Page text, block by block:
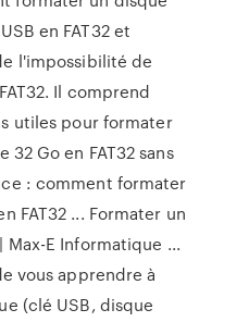
en FAT32 et
l'impossibilité de
Il comprend
utiles pour formater
Go en FAT32 sans
: comment formater
FAT32 ... Formater un
Max-E Informatique ...
vous apprendre à
(clé USB, disque